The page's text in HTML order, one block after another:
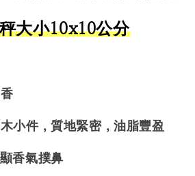
大小10x10公分
小件，質地緊密，油脂豐盈
顯香氣撲鼻